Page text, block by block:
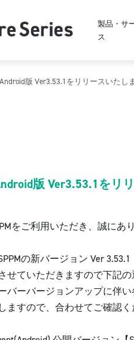
製品・サ
ス
版 Ver3.53.1をリリースいたし
版 Ver3.53.1をリ
をご利用いただき、誠にあ
の新バージョン Ver
せていただきますので下記の
バーバージョンアップに伴
ますので、合わせてご確認く